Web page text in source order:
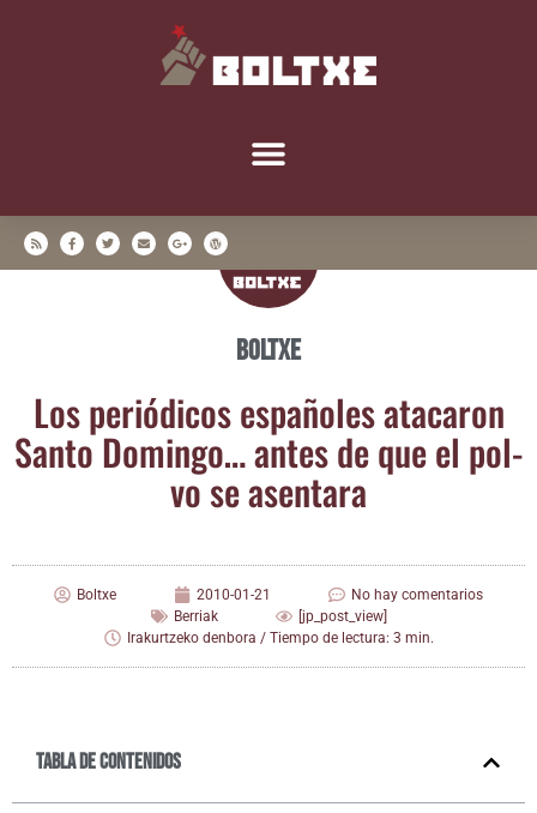
Boltxe
Los perió­di­cos espa­ño­les ata­ca­ron
San­to Domin­go… antes de que el pol­
vo se asentara
Boltxe 2010-01-21
No hay comentarios
Berriak
[jp_post_view]
Irakurtzeko denbora / Tiempo de lectura: 3 min.
Tabla de contenidos